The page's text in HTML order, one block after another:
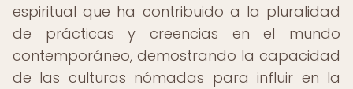
espiritual que ha contribuido a la pluralidad
de prácticas y creencias en el mundo
contemporáneo, demostrando la capacidad
de las culturas nómadas para influir en la